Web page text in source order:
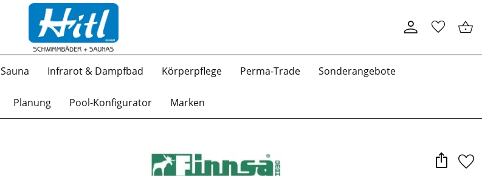
Sauna Infrarot & Dampfbad Körperpflege Perma-Trade Sonderangebote
Planung Pool-Konfigurator Marken